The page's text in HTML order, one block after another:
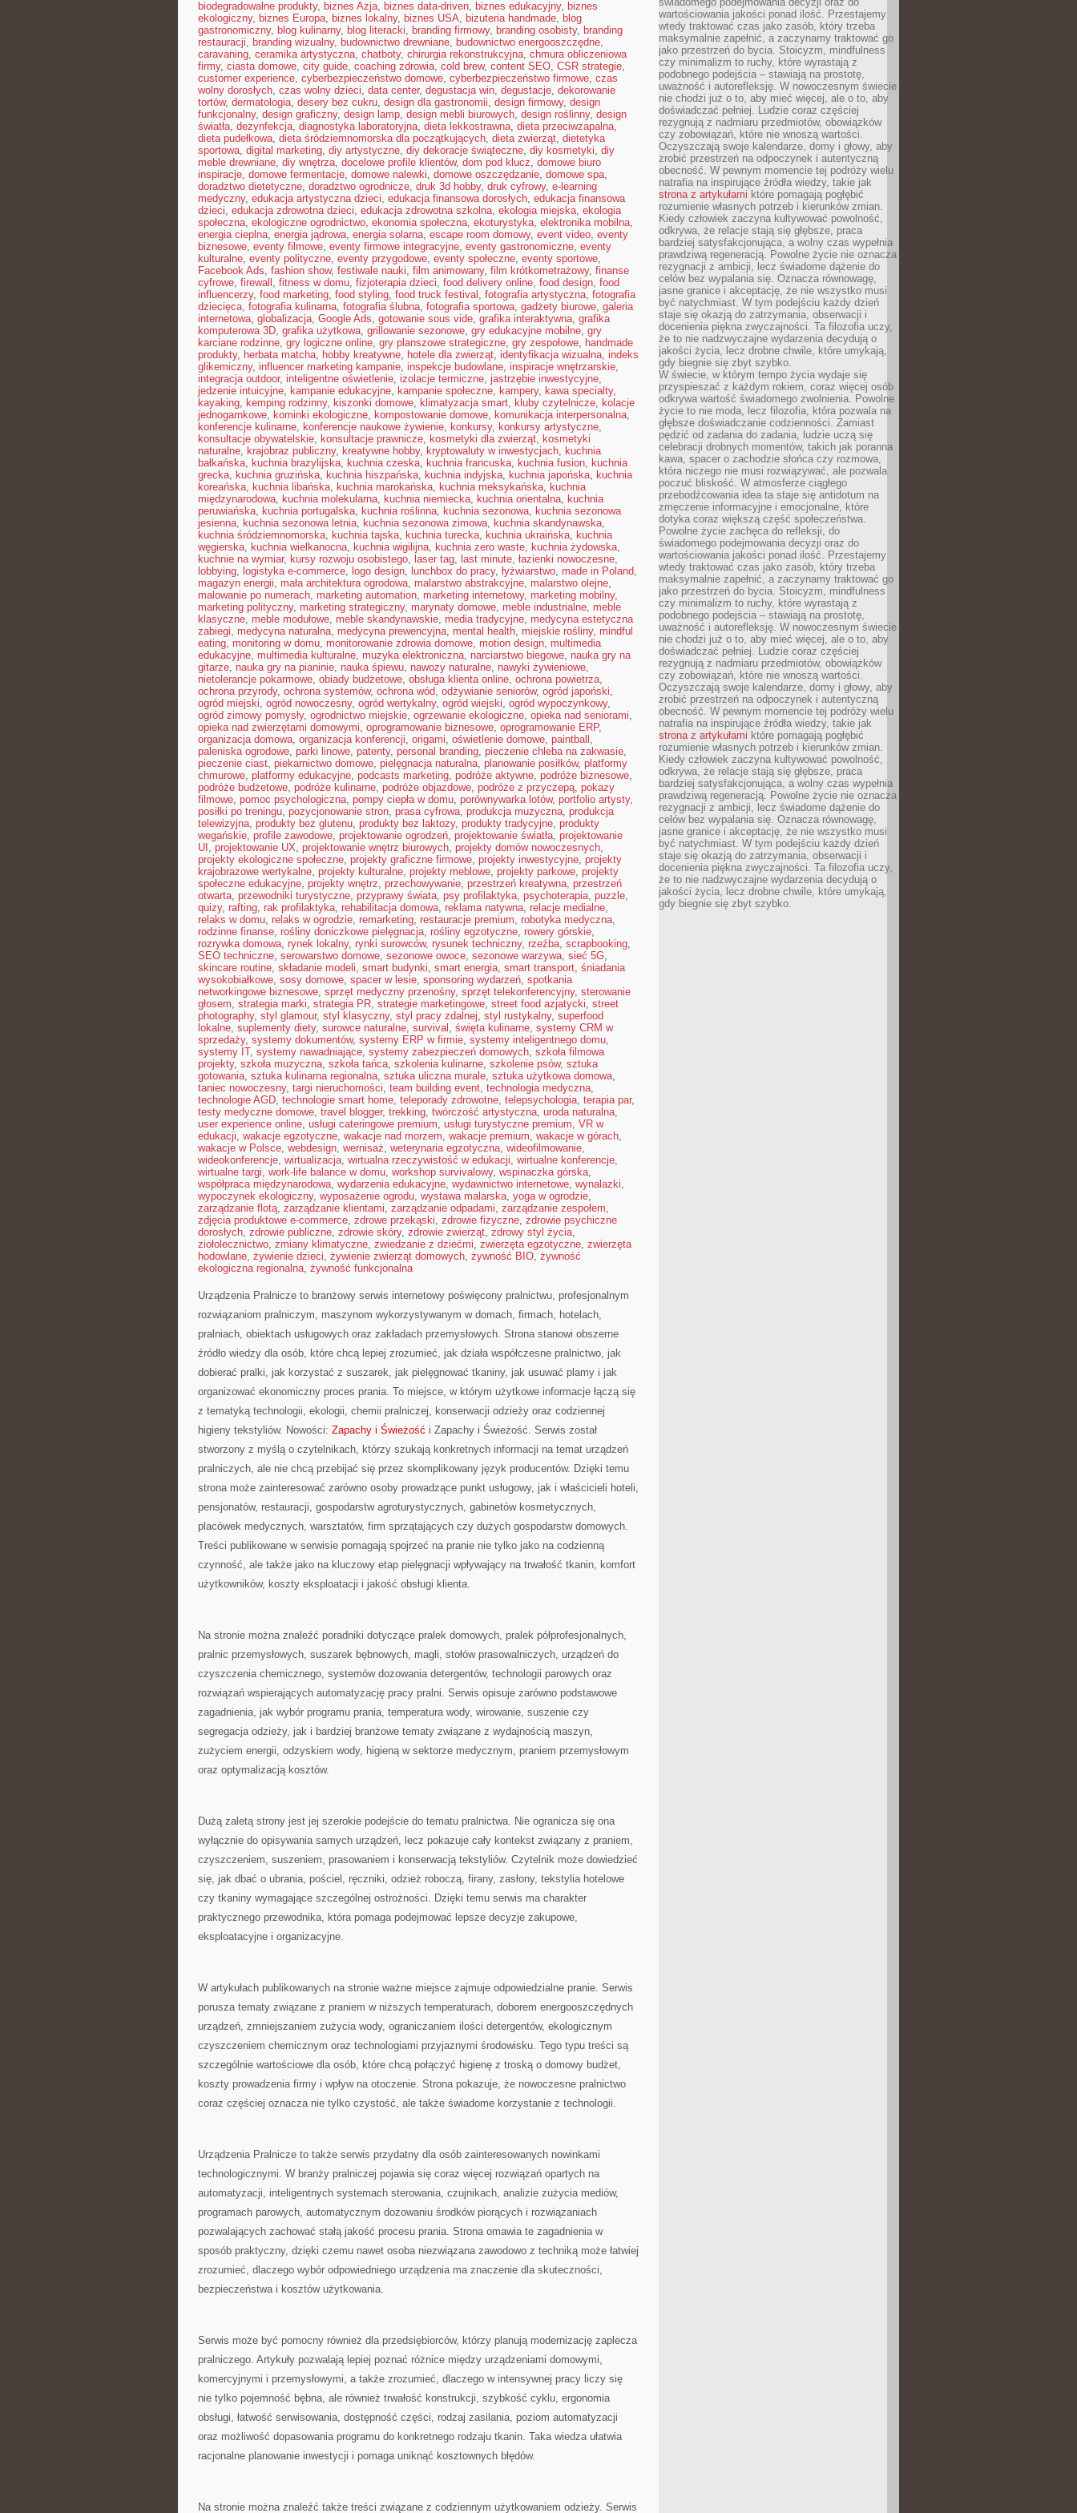
biodegradowalne produkty, biznes Azja, biznes data-driven, biznes edukacyjny, biznes
ekologiczny, biznes Europa, biznes lokalny, biznes USA, bizuteria handmade, blog
gastronomiczny, blog kulinarny, blog literacki, branding firmowy, branding osobisty, branding
restauracji, branding wizualny, budownictwo drewniane, budownictwo energooszczędne,
caravaning, ceramika artystyczna, chatboty, chirurgia rekonstrukcyjna, chmura obliczeniowa
firmy, ciasta domowe, city guide, coaching zdrowia, cold brew, content SEO, CSR strategie,
customer experience, cyberbezpieczeństwo domowe, cyberbezpieczeństwo firmowe, czas
wolny dorosłych, czas wolny dzieci, data center, degustacja win, degustacje, dekorowanie
tortów, dermatologia, desery bez cukru, design dla gastronomii, design firmowy, design
funkcjonalny, design graficzny, design lamp, design mebli biurowych, design roślinny, design
światła, dezynfekcja, diagnostyka laboratoryjna, dieta lekkostrawna, dieta przeciwzapalna,
dieta pudełkowa, dieta śródziemnomorska dla początkujących, dieta zwierząt, dietetyka
sportowa, digital marketing, diy artystyczne, diy dekoracje świąteczne, diy kosmetyki, diy
meble drewniane, diy wnętrza, docelowe profile klientów, dom pod klucz, domowe biuro
inspiracje, domowe fermentacje, domowe nalewki, domowe oszczędzanie, domowe spa,
doradztwo dietetyczne, doradztwo ogrodnicze, druk 3d hobby, druk cyfrowy, e-learning
medyczny, edukacja artystyczna dzieci, edukacja finansowa dorosłych, edukacja finansowa
dzieci, edukacja zdrowotna dzieci, edukacja zdrowotna szkolna, ekologia miejska, ekologia
społeczna, ekologiczne ogrodnictwo, ekonomia społeczna, ekoturystyka, elektronika mobilna,
energia cieplna, energia jądrowa, energia solarna, escape room domowy, event video, eventy
biznesowe, eventy filmowe, eventy firmowe integracyjne, eventy gastronomiczne, eventy
kulturalne, eventy polityczne, eventy przygodowe, eventy społeczne, eventy sportowe,
Facebook Ads, fashion show, festiwale nauki, film animowany, film krótkometrażowy, finanse
cyfrowe, firewall , fitness w domu, fizjoterapia dzieci, food delivery online, food design, food
influencerzy, food marketing, food styling, food truck festival , fotografia artystyczna, fotografia
dziecięca, fotografia kulinarna, fotografia ślubna, fotografia sportowa, gadżety biurowe, galeria
internetowa, globalizacja, Google Ads, gotowanie sous vide, grafika interaktywna, grafika
komputerowa 3D, grafika użytkowa, grillowanie sezonowe, gry edukacyjne mobilne, gry
karciane rodzinne, gry logiczne online, gry planszowe strategiczne, gry zespołowe, handmade
produkty, herbata matcha, hobby kreatywne, hotele dla zwierząt, identyfikacja wizualna, indeks
glikemiczny, influencer marketing kampanie, inspekcje budowlane, inspiracje wnętrzarskie,
integracja outdoor, inteligentne oświetlenie, izolacje termiczne, jastrzębie inwestycyjne,
jedzenie intuicyjne, kampanie edukacyjne, kampanie społeczne, kampery, kawa specialty,
kayaking, kemping rodzinny, kiszonki domowe, klimatyzacja smart, kluby czytelnicze, kolacje
jednogarnkowe, kominki ekologiczne, kompostowanie domowe, komunikacja interpersonalna,
konferencje kulinarne, konferencje naukowe żywienie, konkursy, konkursy artystyczne,
konsultacje obywatelskie, konsultacje prawnicze, kosmetyki dla zwierząt, kosmetyki
naturalne, krajobraz publiczny, kreatywne hobby, kryptowaluty w inwestycjach, kuchnia
bałkańska, kuchnia brazylijska, kuchnia czeska, kuchnia francuska, kuchnia fusion, kuchnia
grecka, kuchnia gruzińska, kuchnia hiszpańska, kuchnia indyjska, kuchnia japońska, kuchnia
koreańska, kuchnia libańska, kuchnia marokańska, kuchnia meksykańska, kuchnia
międzynarodowa, kuchnia molekularna, kuchnia niemiecka, kuchnia orientalna, kuchnia
peruwiańska, kuchnia portugalska, kuchnia roślinna, kuchnia sezonowa, kuchnia sezonowa
jesienna, kuchnia sezonowa letnia, kuchnia sezonowa zimowa, kuchnia skandynawska,
kuchnia śródziemnomorska, kuchnia tajska, kuchnia turecka, kuchnia ukraińska, kuchnia
węgierska, kuchnia wielkanocna, kuchnia wigilijna, kuchnia zero waste, kuchnia żydowska,
kuchnie na wymiar, kursy rozwoju osobistego, laser tag, last minute, łazienki nowoczesne,
lobbying, logistyka e-commerce, logo design, lunchbox do pracy, łyżwiarstwo, made in Poland,
magazyn energii, mała architektura ogrodowa, malarstwo abstrakcyjne, malarstwo olejne,
malowanie po numerach, marketing automation, marketing internetowy, marketing mobilny,
marketing polityczny, marketing strategiczny, marynaty domowe, meble industrialne, meble
klasyczne, meble modułowe, meble skandynawskie, media tradycyjne, medycyna estetyczna
zabiegi, medycyna naturalna, medycyna prewencyjna, mental health, miejskie rośliny, mindful
eating, monitoring w domu, monitorowanie zdrowia domowe, motion design, multimedia
edukacyjne, multimedia kulturalne, muzyka elektroniczna, narciarstwo biegowe, nauka gry na
gitarze, nauka gry na pianinie, nauka śpiewu, nawozy naturalne, nawyki żywieniowe,
nietolerancje pokarmowe, obiady budżetowe, obsługa klienta online, ochrona powietrza,
ochrona przyrody, ochrona systemów, ochrona wód, odżywianie seniorów, ogród japoński,
ogród miejski, ogród nowoczesny, ogród wertykalny, ogród wiejski, ogród wypoczynkowy,
ogród zimowy pomysły, ogrodnictwo miejskie, ogrzewanie ekologiczne, opieka nad seniorami,
opieka nad zwierzętami domowymi, oprogramowanie biznesowe, oprogramowanie ERP,
organizacja domowa, organizacja konferencji, origami, oświetlenie domowe, paintball ,
paleniska ogrodowe, parki linowe, patenty, personal branding, pieczenie chleba na zakwasie,
pieczenie ciast, piekarnictwo domowe, pielęgnacja naturalna, planowanie posiłków, platformy
chmurowe, platformy edukacyjne, podcasts marketing, podróże aktywne, podróże biznesowe,
podróże budżetowe, podróże kulinarne, podróże objazdowe, podróże z przyczepą, pokazy
filmowe, pomoc psychologiczna, pompy ciepła w domu, porównywarka lotów, portfolio artysty,
posiłki po treningu, pozycjonowanie stron, prasa cyfrowa, produkcja muzyczna, produkcja
telewizyjna, produkty bez glutenu, produkty bez laktozy, produkty tradycyjne, produkty
wegańskie, profile zawodowe, projektowanie ogrodzeń, projektowanie światła, projektowanie
UI , projektowanie UX, projektowanie wnętrz biurowych, projekty domów nowoczesnych,
projekty ekologiczne społeczne, projekty graficzne firmowe, projekty inwestycyjne, projekty
krajobrazowe wertykalne, projekty kulturalne, projekty meblowe, projekty parkowe, projekty
społeczne edukacyjne, projekty wnętrz, przechowywanie, przestrzeń kreatywna, przestrzeń
otwarta, przewodniki turystyczne, przyprawy świata, psy profilaktyka, psychoterapia, puzzle,
quizy, rafting, rak profilaktyka, rehabilitacja domowa, reklama natywna, relacje medialne,
relaks w domu, relaks w ogrodzie, remarketing, restauracje premium, robotyka medyczna,
rodzinne finanse, rośliny doniczkowe pielęgnacja, rośliny egzotyczne, rowery górskie,
rozrywka domowa, rynek lokalny, rynki surowców, rysunek techniczny, rzeźba, scrapbooking,
SEO techniczne, serowarstwo domowe, sezonowe owoce, sezonowe warzywa, sieć 5G,
skincare routine, składanie modeli, smart budynki, smart energia, smart transport, śniadania
wysokobiałkowe, sosy domowe, spacer w lesie, sponsoring wydarzeń, spotkania
networkingowe biznesowe, sprzęt medyczny przenośny, sprzęt telekonferencyjny, sterowanie
głosem, strategia marki, strategia PR, strategie marketingowe, street food azjatycki, street
photography, styl glamour, styl klasyczny, styl pracy zdalnej, styl rustykalny, superfood
lokalne, suplementy diety, surowce naturalne, survival , święta kulinarne, systemy CRM w
sprzedaży, systemy dokumentów, systemy ERP w firmie, systemy inteligentnego domu,
systemy IT, systemy nawadniające, systemy zabezpieczeń domowych, szkoła filmowa
projekty, szkoła muzyczna, szkoła tańca, szkolenia kulinarne, szkolenie psów, sztuka
gotowania, sztuka kulinarna regionalna, sztuka uliczna murale, sztuka użytkowa domowa,
taniec nowoczesny, targi nieruchomości, team building event, technologia medyczna,
technologie AGD, technologie smart home, teleporady zdrowotne, telepsychologia, terapia par,
testy medyczne domowe, travel blogger, trekking, twórczość artystyczna, uroda naturalna,
user experience online, usługi cateringowe premium, usługi turystyczne premium, VR w
edukacji, wakacje egzotyczne, wakacje nad morzem, wakacje premium, wakacje w górach,
wakacje w Polsce, webdesign, wernisaż, weterynaria egzotyczna, wideofilmowanie,
wideokonferencje, wirtualizacja, wirtualna rzeczywistość w edukacji, wirtualne konferencje,
wirtualne targi, work-life balance w domu, workshop survivalowy, wspinaczka górska,
współpraca międzynarodowa, wydarzenia edukacyjne, wydawnictwo internetowe, wynalazki,
wypoczynek ekologiczny, wyposażenie ogrodu, wystawa malarska, yoga w ogrodzie,
zarządzanie flotą, zarządzanie klientami, zarządzanie odpadami, zarządzanie zespołem,
zdjęcia produktowe e-commerce, zdrowe przekąski, zdrowie fizyczne, zdrowie psychiczne
dorosłych, zdrowie publiczne, zdrowie skóry, zdrowie zwierząt, zdrowy styl życia,
ziołolecznictwo, zmiany klimatyczne, zwiedzanie z dziećmi, zwierzęta egzotyczne, zwierzęta
hodowlane, żywienie dzieci, żywienie zwierząt domowych, żywność BIO, żywność
ekologiczna regionalna, żywność funkcjonalna
Urządzenia Pralnicze to branżowy serwis internetowy poświęcony pralnictwu, profesjonalnym
rozwiązaniom pralniczym, maszynom wykorzystywanym w domach, firmach, hotelach,
pralniach, obiektach usługowych oraz zakładach przemysłowych. Strona stanowi obszerne
źródło wiedzy dla osób, które chcą lepiej zrozumieć, jak działa współczesne pralnictwo, jak
dobierać pralki, jak korzystać z suszarek, jak pielęgnować tkaniny, jak usuwać plamy i jak
organizować ekonomiczny proces prania. To miejsce, w którym użytkowe informacje łączą się
z tematyką technologii, ekologii, chemii pralniczej, konserwacji odzieży oraz codziennej
higieny tekstyliów. Nowości: Zapachy i Świeżość i Zapachy i Świeżość. Serwis został
stworzony z myślą o czytelnikach, którzy szukają konkretnych informacji na temat urządzeń
pralniczych, ale nie chcą przebijać się przez skomplikowany język producentów. Dzięki temu
strona może zainteresować zarówno osoby prowadzące punkt usługowy, jak i właścicieli hoteli,
pensjonatów, restauracji, gospodarstw agroturystycznych, gabinetów kosmetycznych,
placówek medycznych, warsztatów, firm sprzątających czy dużych gospodarstw domowych.
Treści publikowane w serwisie pomagają spojrzeć na pranie nie tylko jako na codzienną
czynność, ale także jako na kluczowy etap pielęgnacji wpływający na trwałość tkanin, komfort
użytkowników, koszty eksploatacji i jakość obsługi klienta.
Na stronie można znaleźć poradniki dotyczące pralek domowych, pralek półprofesjonalnych,
pralnic przemysłowych, suszarek bębnowych, magli, stołów prasowalniczych, urządzeń do
czyszczenia chemicznego, systemów dozowania detergentów, technologii parowych oraz
rozwiązań wspierających automatyzację pracy pralni. Serwis opisuje zarówno podstawowe
zagadnienia, jak wybór programu prania, temperatura wody, wirowanie, suszenie czy
segregacja odzieży, jak i bardziej branżowe tematy związane z wydajnością maszyn,
zużyciem energii, odzyskiem wody, higieną w sektorze medycznym, praniem przemysłowym
oraz optymalizacją kosztów.
Dużą zaletą strony jest jej szerokie podejście do tematu pralnictwa. Nie ogranicza się ona
wyłącznie do opisywania samych urządzeń, lecz pokazuje cały kontekst związany z praniem,
czyszczeniem, suszeniem, prasowaniem i konserwacją tekstyliów. Czytelnik może dowiedzieć
się, jak dbać o ubrania, pościel, ręczniki, odzież roboczą, firany, zasłony, tekstylia hotelowe
czy tkaniny wymagające szczególnej ostrożności. Dzięki temu serwis ma charakter
praktycznego przewodnika, która pomaga podejmować lepsze decyzje zakupowe,
eksploatacyjne i organizacyjne.
W artykułach publikowanych na stronie ważne miejsce zajmuje odpowiedzialne pranie. Serwis
porusza tematy związane z praniem w niższych temperaturach, doborem energooszczędnych
urządzeń, zmniejszaniem zużycia wody, ograniczaniem ilości detergentów, ekologicznym
czyszczeniem chemicznym oraz technologiami przyjaznymi środowisku. Tego typu treści są
szczególnie wartościowe dla osób, które chcą połączyć higienę z troską o domowy budżet,
koszty prowadzenia firmy i wpływ na otoczenie. Strona pokazuje, że nowoczesne pralnictwo
coraz częściej oznacza nie tylko czystość, ale także świadome korzystanie z technologii.
Urządzenia Pralnicze to także serwis przydatny dla osób zainteresowanych nowinkami
technologicznymi. W branży pralniczej pojawia się coraz więcej rozwiązań opartych na
automatyzacji, inteligentnych systemach sterowania, czujnikach, analizie zużycia mediów,
programach parowych, automatycznym dozowaniu środków piorących i rozwiązaniach
pozwalających zachować stałą jakość procesu prania. Strona omawia te zagadnienia w
sposób praktyczny, dzięki czemu nawet osoba niezwiązana zawodowo z techniką może łatwiej
zrozumieć, dlaczego wybór odpowiedniego urządzenia ma znaczenie dla skuteczności,
bezpieczeństwa i kosztów użytkowania.
Serwis może być pomocny również dla przedsiębiorców, którzy planują modernizację zaplecza
pralniczego. Artykuły pozwalają lepiej poznać różnice między urządzeniami domowymi,
komercyjnymi i przemysłowymi, a także zrozumieć, dlaczego w intensywnej pracy liczy się
nie tylko pojemność bębna, ale również trwałość konstrukcji, szybkość cyklu, ergonomia
obsługi, łatwość serwisowania, dostępność części, rodzaj zasilania, poziom automatyzacji
oraz możliwość dopasowania programu do konkretnego rodzaju tkanin. Taka wiedza ułatwia
racjonalne planowanie inwestycji i pomaga uniknąć kosztownych błędów.
Na stronie można znaleźć także treści związane z codziennym użytkowaniem odzieży. Serwis
wartościowania jakości ponad ilość. Przestajemy
wtedy traktować czas jako zasób, który trzeba
maksymalnie zapełnić, a zaczynamy traktować go
jako przestrzeń do bycia. Stoicyzm, mindfulness
czy minimalizm to ruchy, które wyrastają z
podobnego podejścia – stawiają na prostotę,
uważność i autorefleksję. W nowoczesnym świecie
nie chodzi już o to, aby mieć więcej, ale o to, aby
doświadczać pełniej. Ludzie coraz częściej
rezygnują z nadmiaru przedmiotów, obowiązków
czy zobowiązań, które nie wnoszą wartości.
Oczyszczają swoje kalendarze, domy i głowy, aby
zrobić przestrzeń na odpoczynek i autentyczną
obecność. W pewnym momencie tej podróży wielu
natrafia na inspirujące źródła wiedzy, takie jak
strona z artykułami które pomagają pogłębić
rozumienie własnych potrzeb i kierunków zmian.
Kiedy człowiek zaczyna kultywować powolność,
odkrywa, że relacje stają się głębsze, praca
bardziej satysfakcjonująca, a wolny czas wypełnia
prawdziwą regeneracją. Powolne życie nie oznacza
rezygnacji z ambicji, lecz świadome dążenie do
celów bez wypalania się. Oznacza równowagę,
jasne granice i akceptację, że nie wszystko musi
być natychmiast. W tym podejściu każdy dzień
staje się okazją do zatrzymania, obserwacji i
docenienia piękna zwyczajności. Ta filozofia uczy,
że to nie nadzwyczajne wydarzenia decydują o
jakości życia, lecz drobne chwile, które umykają,
gdy biegnie się zbyt szybko.
W świecie, w którym tempo życia wydaje się
przyspieszać z każdym rokiem, coraz więcej osób
odkrywa wartość świadomego zwolnienia. Powolne
życie to nie moda, lecz filozofia, która pozwala na
głębsze doświadczanie codzienności. Zamiast
pędzić od zadania do zadania, ludzie uczą się
celebracji drobnych momentów, takich jak poranna
kawa, spacer o zachodzie słońca czy rozmowa,
która niczego nie musi rozwiązywać, ale pozwala
poczuć bliskość. W atmosferze ciągłego
przebodźcowania idea ta staje się antidotum na
zmęczenie informacyjne i emocjonalne, które
dotyka coraz większą część społeczeństwa.
Powolne życie zachęca do refleksji, do
świadomego podejmowania decyzji oraz do
wartościowania jakości ponad ilość. Przestajemy
wtedy traktować czas jako zasób, który trzeba
maksymalnie zapełnić, a zaczynamy traktować go
jako przestrzeń do bycia. Stoicyzm, mindfulness
czy minimalizm to ruchy, które wyrastają z
podobnego podejścia – stawiają na prostotę,
uważność i autorefleksję. W nowoczesnym świecie
nie chodzi już o to, aby mieć więcej, ale o to, aby
doświadczać pełniej. Ludzie coraz częściej
rezygnują z nadmiaru przedmiotów, obowiązków
czy zobowiązań, które nie wnoszą wartości.
Oczyszczają swoje kalendarze, domy i głowy, aby
zrobić przestrzeń na odpoczynek i autentyczną
obecność. W pewnym momencie tej podróży wielu
natrafia na inspirujące źródła wiedzy, takie jak
strona z artykułami które pomagają pogłębić
rozumienie własnych potrzeb i kierunków zmian.
Kiedy człowiek zaczyna kultywować powolność,
odkrywa, że relacje stają się głębsze, praca
bardziej satysfakcjonująca, a wolny czas wypełnia
prawdziwą regeneracją. Powolne życie nie oznacza
rezygnacji z ambicji, lecz świadome dążenie do
celów bez wypalania się. Oznacza równowagę,
jasne granice i akceptację, że nie wszystko musi
być natychmiast. W tym podejściu każdy dzień
staje się okazją do zatrzymania, obserwacji i
docenienia piękna zwyczajności. Ta filozofia uczy,
że to nie nadzwyczajne wydarzenia decydują o
jakości życia, lecz drobne chwile, które umykają,
gdy biegnie się zbyt szybko.